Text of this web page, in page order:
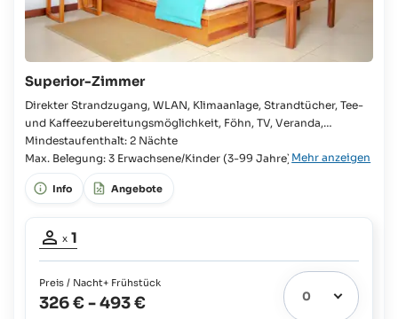
Superior-Zimmer
Direkter Strandzugang, WLAN, Klimaanlage, Strandtücher, Tee-
und Kaffeezubereitungsmöglichkeit, Föhn, TV, Veranda,
Begehbare Regendusche Kingsize-Bett, Begehbarer
Kleiderschrank, Zustellbett möglich, Badezimmer en suite, WC,
Doppelwaschbecken, Bademäntel, Hausschuhe, Wasserkocher,
Sofa, Sitzecke,
Mindestaufenthalt: 2 Nächte
Max. Belegung: 3 Erwachsene/Kinder (3-99 Jahre) Mehr anzeigen
Info Angebote
Belegung
x 1
Preis / Nacht+ Frühstück
326 €-493 €